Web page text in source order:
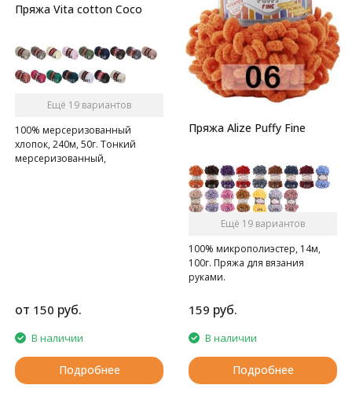
Пряжа Vita cotton Coco
Ещё 19 вариантов
100% мерсеризованный
хлопок, 240м, 50г. Тонкий
мерсеризованный,
от 150 руб.
В наличии
Подробнее
Пряжа Alize Puffy Fine
Ещё 19 вариантов
100% микрополиэстер, 14м,
100г. Пряжа для вязания
руками.
159 руб.
В наличии
Подробнее